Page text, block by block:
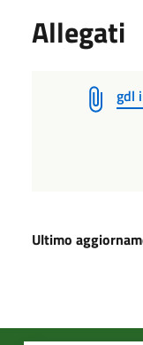
Allegati
gdl
Ultimo